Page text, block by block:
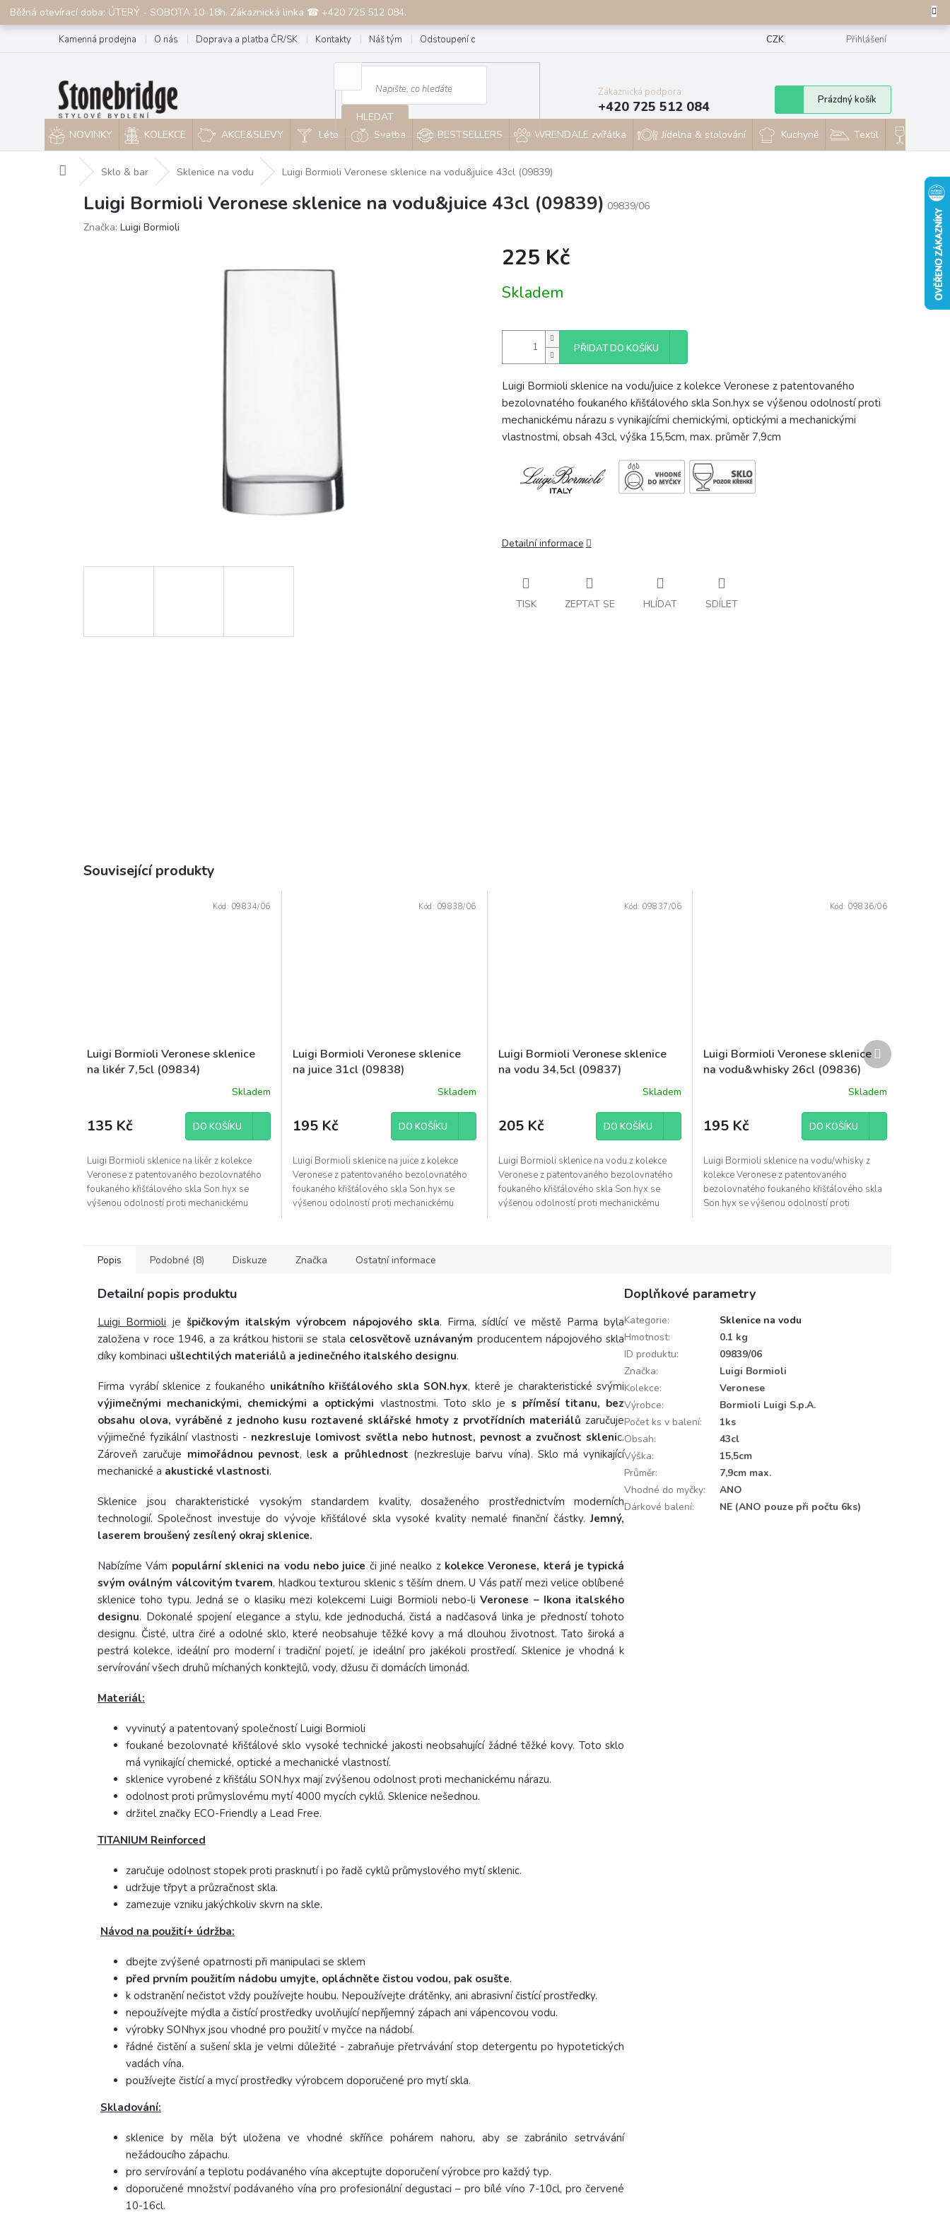
PřejítBěžná otevírací doba: ÚTERÝ - SOBOTA 10-18h. Zákaznická linka ☎ +420 725 512 084.
Kamenná prodejna O nás Doprava a platba ČR/SK Kontakty Náš tým Odstoupení od smlouvy CZK Přihlášení
HLEDAT
Zákaznická podpora:
+420 725 512 084
Nákupní
košík
Prázdný košík
NOVINKY KOLEKCE AKCE&SLEVY Léto Svatba BESTSELLERS WRENDALE zvířátka Jídelna & stolování Kuchyně Textil
Domů Sklo & bar Sklenice na vodu Luigi Bormioli Veronese sklenice na vodu&juice 43cl (09839)
Luigi Bormioli Veronese sklenice na vodu&juice 43cl (09839) 09839/06
Značka: Luigi Bormioli
225 Kč
cena:
Skladem
PŘIDAT DO KOŠÍKU
Luigi Bormioli sklenice na vodu/juice z kolekce Veronese z patentovaného
bezolovnatého foukaného křišťálového skla Son.hyx se výšenou odolností proti
mechanickému nárazu s vynikajícími chemickými, optickými a mechanickými
vlastnostmi, obsah 43cl, výška 15,5cm, max. průměr 7,9cm
Detailní informace
TISK ZEPTAT SE HLÍDAT SDÍLET
Související produkty
Luigi Bormioli Veronese sklenice
na likér 7,5cl (09834)
Skladem
135 Kč DO KOŠÍKU
Luigi Bormioli sklenice na likér z kolekce
Veronese z patentovaného bezolovnatého
foukaného křišťálového skla Son.hyx se
výšenou odolností proti mechanickému
Kód: 09834/06
Luigi Bormioli Veronese sklenice
na juice 31cl (09838)
Skladem
195 Kč DO KOŠÍKU
Luigi Bormioli sklenice na juice z kolekce
Veronese z patentovaného bezolovnatého
foukaného křišťálového skla Son.hyx se
výšenou odolností proti mechanickému
Kód: 09838/06
Luigi Bormioli Veronese sklenice
na vodu 34,5cl (09837)
Skladem
205 Kč DO KOŠÍKU
Luigi Bormioli sklenice na vodu z kolekce
Veronese z patentovaného bezolovnatého
foukaného křišťálového skla Son.hyx se
výšenou odolností proti mechanickému
Kód: 09837/06
Luigi Bormioli Veronese sklenice
na vodu&whisky 26cl (09836)
Skladem
195 Kč DO KOŠÍKU
Luigi Bormioli sklenice na vodu/whisky z
kolekce Veronese z patentovaného
bezolovnatého foukaného křišťálového skla
Son.hyx se výšenou odolností proti
Kód: 09836/06
Další
produkt
Popis Podobné (8) Diskuze Značka Ostatní informace
Detailní popis produktu
Luigi Bormioli je špičkovým italským výrobcem nápojového skla. Firma, sídlící ve městě Parma byla
založena v roce 1946, a za krátkou historii se stala celosvětově uznávaným producentem nápojového skla
díky kombinaci ušlechtilých materiálů a jedinečného italského designu.
Firma vyrábí sklenice z foukaného unikátního křišťálového skla SON.hyx, které je charakteristické svými
výjimečnými mechanickými, chemickými a optickými vlastnostmi. Toto sklo jes příměsí titanu, bez
obsahu olova, vyráběné z jednoho kusu roztavené sklářské hmoty z prvotřídních materiálů zaručuje
výjimečné fyzikální vlastnosti - nezkresluje lomivost světla nebo hutnost, pevnost a zvučnost sklenic.
Zároveň zaručuje mimořádnou pevnost, lesk a průhlednost (nezkresluje barvu vína). Sklo má vynikající
mechanické a akustické vlastnosti.
Sklenice jsou charakteristické vysokým standardem kvality, dosaženého prostřednictvím moderních
technologií. Společnost investuje do vývoje křišťálové skla vysoké kvality nemalé finanční částky.Jemný,
laserem broušený zesílený okraj sklenice.
Nabízíme Vám populární sklenici na vodu nebo juice či jiné nealko z kolekce Veronese, která je typická
svým oválným válcovitým tvarem, hladkou texturou sklenic s těším dnem. U Vás patří mezi velice oblíbené
sklenice toho typu. Jedná se o klasiku mezi kolekcemi Luigi Bormioli nebo-liVeronese – Ikona italského
designu. Dokonalé spojení elegance a stylu, kde jednoduchá, čistá a nadčasová linka je předností tohoto
designu. Čisté, ultra čiré a odolné sklo, které neobsahuje těžké kovy a má dlouhou životnost. Tato široká a
pestrá kolekce, ideální pro moderní i tradiční pojetí, je ideální pro jakékoli prostředí. Sklenice je vhodná k
servírování všech druhů míchaných konktejlů, vody, džusu či domácích limonád.
Materiál:
vyvinutý a patentovaný společností Luigi Bormioli
foukané bezolovnaté křišťálové sklo vysoké technické jakosti neobsahující žádné těžké kovy. Toto sklo
má vynikající chemické, optické a mechanické vlastností.
sklenice vyrobené z křišťálu SON.hyx mají zvýšenou odolnost proti mechanickému nárazu.
odolnost proti průmyslovému mytí 4000 mycích cyklů. Sklenice nešednou.
držitel značky ECO-Friendly a Lead Free.
TITANIUM Reinforced
zaručuje odolnost stopek proti prasknutí i po řadě cyklů průmyslového mytí sklenic.
udržuje třpyt a průzračnost skla.
zamezuje vzniku jakýchkoliv skvrn na skle.
Návod na použití+ údržba:
dbejte zvýšené opatrnosti při manipulaci se sklem
před prvním použitím nádobu umyjte, opláchněte čistou vodou, pak osušte.
k odstranění nečistot vždy používejte houbu. Nepoužívejte drátěnky, ani abrasivní čistící prostředky.
nepoužívejte mýdla a čistící prostředky uvolňující nepříjemný zápach ani vápencovou vodu.
výrobky SONhyx jsou vhodné pro použití v myčce na nádobí.
řádné čistění a sušení skla je velmi důležité - zabraňuje přetrvávání stop detergentu po hypotetických
vadách vína.
používejte čistící a mycí prostředky výrobcem doporučené pro mytí skla.
Skladování:
sklenice by měla být uložena ve vhodné skříňce pohárem nahoru, aby se zabránilo setrvávání
nežádoucího zápachu.
pro servírování a teplotu podávaného vína akceptujte doporučení výrobce pro každý typ.
doporučené množství podávaného vína pro profesionální degustaci – pro bílé víno 7-10cl, pro červené
10-16cl.
Doplňkové parametry
Kategorie:
Sklenice na vodu
Hmotnost:
0.1 kg
ID produktu:
09839/06
Značka:
Luigi Bormioli
Kolekce:
Veronese
Výrobce:
Bormioli Luigi S.p.A.
Počet ks v balení:
1ks
Obsah:
43cl
Výška:
15,5cm
Průměr:
7,9cm max.
Vhodné do myčky:
ANO
Dárkové balení: NE (ANO pouze při počtu 6ks)